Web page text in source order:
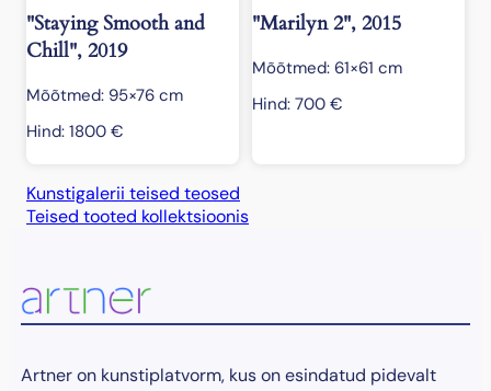
"Staying Smooth and
Chill", 2019
Mõõtmed: 95×76 cm
Hind: 1800 €
"Marilyn 2", 2015
Mõõtmed: 61×61 cm
Hind: 700 €
Kunstigalerii teised teosed
Teised tooted kollektsioonis
Artner on kunstiplatvorm, kus on esindatud pidevalt